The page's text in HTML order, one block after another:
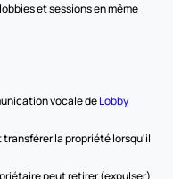
et sessions en même
vocale de Lobby
la propriété lorsqu'il
peut retirer (expulser)